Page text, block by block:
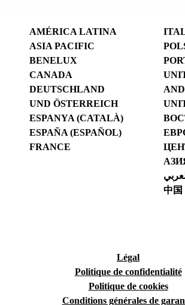
AMÉRICA LATINA
ASIA PACIFIC
BENELUX
CANADA
DEUTSCHLAND
UND ÖSTERREICH
ESPANYA (CATALÀ)
ESPAÑA (ESPAÑOL)
FRANCE
中国
Légal
Politique de confidentialité
Politique de cookies
Conditions générales de